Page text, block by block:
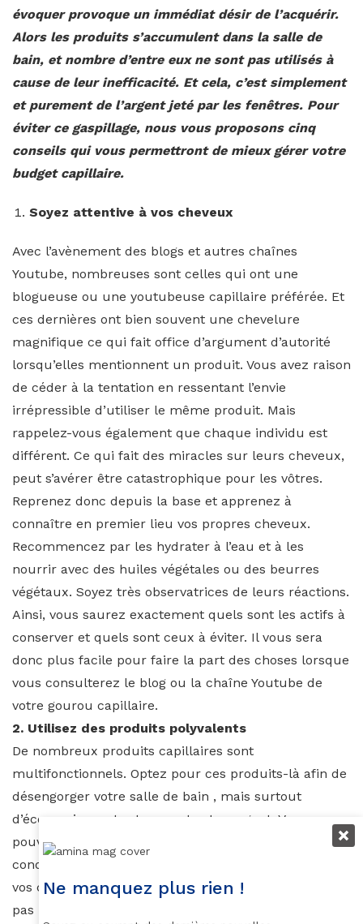
évoquer provoque un immédiat désir de l’acquérir.
Alors les produits s’accumulent dans la salle de
bain, et nombre d’entre eux ne sont pas utilisés à
cause de leur inefficacité. Et cela, c’est simplement
et purement de l’argent jeté par les fenêtres. Pour
éviter ce gaspillage, nous vous proposons cinq
conseils qui vous permettront de mieux gérer votre
budget capillaire.
Soyez attentive à vos cheveux
Avec l’avènement des blogs et autres chaînes
Youtube, nombreuses sont celles qui ont une
blogueuse ou une youtubeuse capillaire préférée. Et
ces dernières ont bien souvent une chevelure
magnifique ce qui fait office d’argument d’autorité
lorsqu’elles mentionnent un produit. Vous avez raison
de céder à la tentation en ressentant l’envie
irrépressible d’utiliser le même produit. Mais
rappelez-vous également que chaque individu est
différent. Ce qui fait des miracles sur leurs cheveux,
peut s’avérer être catastrophique pour les vôtres.
Reprenez donc depuis la base et apprenez à
connaître en premier lieu vos propres cheveux.
Recommencez par les hydrater à l’eau et à les
nourrir avec des huiles végétales ou des beurres
végétaux. Soyez très observatrices de leurs réactions.
Ainsi, vous saurez exactement quels sont les actifs à
conserver et quels sont ceux à éviter. Il vous sera
donc plus facile pour faire la part des choses lorsque
vous consulterez le blog ou la chaîne Youtube de
votre gourou capillaire.
2. Utilisez des produits polyvalents
De nombreux produits capillaires sont
multifonctionnels. Optez pour ces produits-là afin de
désengorger votre salle de bain , mais surtout
d’économiser votre temps et votre argent. Vous
pouvez par exemple utiliser un shampoing
conditionneur, ce dernier lavera votre cuir chevelu et
vos cheveux mais servira aussi à les démêler. Ainsi
pas besoin d’acheter séparément un shampoing et
Ne manquez plus rien !